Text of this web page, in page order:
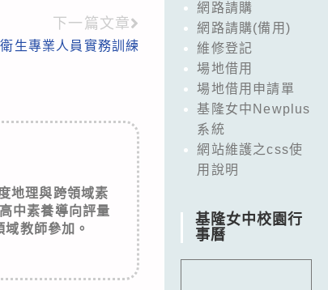
下一篇文章
生專業人員實務訓練
地理與跨領域素
中素養導向評量
教師參加。
網路請購
網路請購(備用)
維修登記
場地借用
場地借用申請單
基隆女中Newplus
系統
網站維護之css使
用說明
基隆女中校園行
事曆